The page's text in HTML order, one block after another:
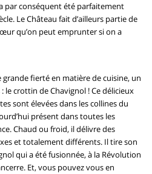
par conséquent été parfaitement
Le Château fait d’ailleurs partie de
qu’on peut emprunter si on a
fierté en matière de cuisine, un
le crottin de Chavignol ! Ce délicieux
sont élevées dans les collines du
présent dans toutes les
Chaud ou froid, il délivre des
et totalement différents. Il tire son
qui a été fusionnée, à la Révolution
Et, vous pouvez vous en